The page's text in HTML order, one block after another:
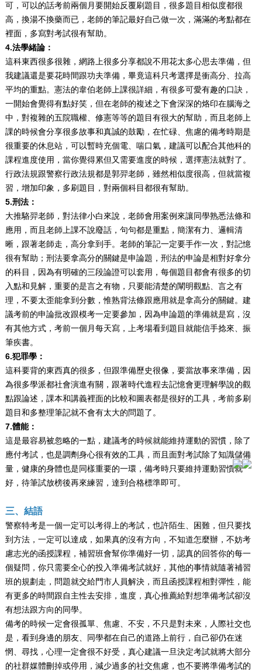
可，可以的話考前兩個月要開始反覆刷題目，很多題目相似度都很
高，換湯不換藥而已，老師的筆記最好自己做一次，滿滿的考點都在
裡面，多寫對考試很有幫助。
4.法學緒論：
這科東西很多很雜，網路上很多分享都說不用花太多心思去準備，但
我建議還是要花時間跟功夫準備，畢竟這科只考選擇是衝高分、拉高
平均的重點。憲法的韋伯老師上課很詳細，有很多可愛有趣的口訣，
一開始會覺得有點好笑，但在老師的複述之下會深深的烙印在腦海之
中，對複雜的五院職權、修憲等等的題目有很大的幫助，而且老師上
課的時候會分享很多故事和真誠的鼓勵，在忙碌、焦慮的備考時期是
很重要的休息站，可以暫時充個電、喘口氣，建議可以配合其他科的
課程進度使用，當你覺得累但又需要進度的時候，選擇憲法就對了。
行政法規跟警察行政法規都是郭羿老師，雖然相似度很高，但就當複
習，增加印象，多刷題目，對兩個科目都很有幫助。
5.刑法：
大推駱羿老師，對法律小白來說，老師會用案例來讓同學熟悉法條和
應用，而且老師上課不說廢話，句句都是重點，簡潔有力、邏輯清
晰，跟著老師走，高分拿到手。老師的筆記一定要手作一次，對記憶
很有幫助；刑法要拿高分的關鍵是申論題，刑法的申論是相對好拿分
的科目，因為有明確的三段論證可以套用，每個題目都會有很多的切
入點和見解，重要的是言之有物，只要能清楚的闡明觀點、言之有
理，不要太歪能拿到分數，惟熟背法條跟應用就是拿高分的關鍵。建
議考前的申論批改跟模考一定要參加，因為申論題的準備就是寫，沒
有其他方式，考前一個月每天寫，上考場看到題目就能信手捻來、振
筆疾書。
6.犯罪學：
這科要背的東西真的很多，但跟準備歷史很像，要當故事來準備，因
為很多學派都社會演進有關，跟著時代進程去記憶會更理解學說的觀
點跟論述，課本和講義裡面的比較和圖表都是很好的工具，考前多刷
題目和多整理筆記就不會有太大的問題了。
7.體能：
這是最容易被忽略的一點，建議考的時候就能維持運動的習慣，除了
應付考試，也是調劑身心很有效的工具，而且面對考試除了知識儲備
量，健康的身體也是同樣重要的一環，備考時只要維持運動習慣就
好，待筆試放榜後再來練習，達到合格標準即可。
三、結語
警察特考是一個一定可以考得上的考試，也許陌生、困難，但只要找
到方法，一定可以達成，如果真的沒有方向，不知道怎麼辦，不妨考
慮志光的函授課程，補習班會幫你準備好一切，認真的回答你的每一
個疑問，你只需要全心的投入準備考試就好，其他的事情就隨著補習
班的規劃走，問題就交給門市人員解決，而且函授課程相對彈性，能
有更多的時間跟自主性去安排，進度，真心推薦給對想準備考試卻沒
有想法跟方向的同學。
備考的時候一定會很孤單、焦慮、不安，不只是對未來，人際社交也
是，看到身邊的朋友、同學都在自己的道路上前行，自己卻仍在迷
惘、尋找，心理一定會很不好受，真心建議一旦決定考試就將大部分
的社群媒體刪掉或停用，減少過多的社交焦慮，也不要將準備考試的